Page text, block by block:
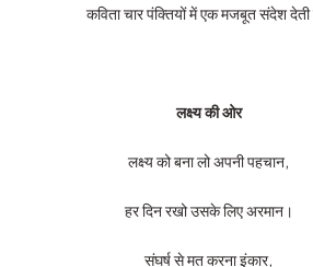
कविता चार पंक्तियों में एक मजबूत संदेश
लक्ष्य की ओर
लक्ष्य को बना लो अपनी पहचान,
हर दिन रखो उसके लिए अरमान।
संघर्ष से मत करना इंकार,